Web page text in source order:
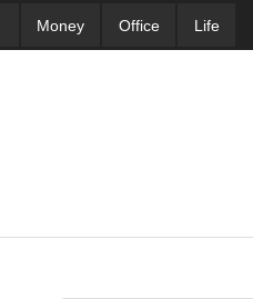
Money Office Life